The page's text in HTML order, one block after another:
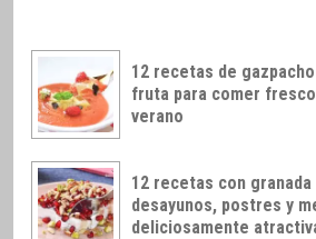
12 recetas de
fruta para comer
verano
12 recetas con
desayunos, postres y
deliciosamente